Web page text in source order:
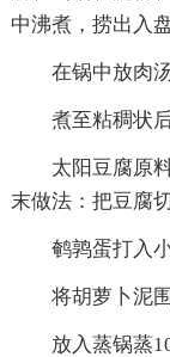
中沸煮，捞出入盘
在锅中放肉
煮至粘稠状
太阳豆腐原
末做法：把豆腐
鹌鹑蛋打入
将胡萝卜泥
放入蒸锅蒸